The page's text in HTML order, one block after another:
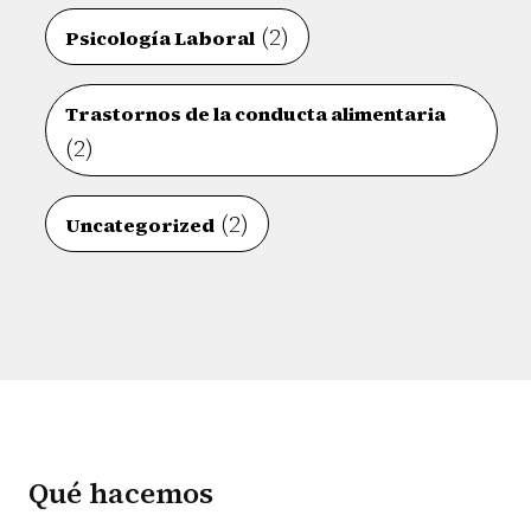
Psicología Laboral (2)
Trastornos de la conducta alimentaria
(2)
Uncategorized (2)
Qué hacemos